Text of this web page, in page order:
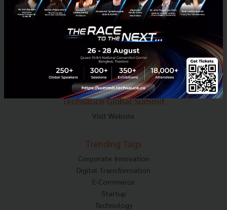
Techsauce Media
About Techsauce
Techsauce Services
Privacy Policy
ส่งบทความ
Techsauce Global Summit
Visit Website
Trending Tags
Corporate Innovation
Digital Transformation
E-Commerce
Startup
Technology